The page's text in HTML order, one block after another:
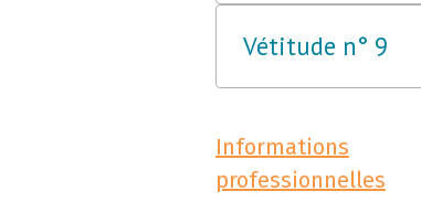
Vétitude n° 9
Informations
professionnelles